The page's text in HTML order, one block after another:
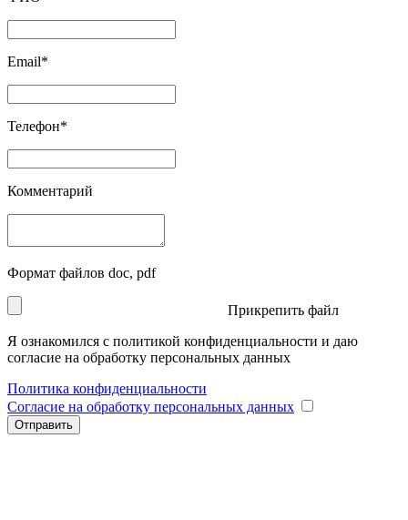
Email*
Телефон*
Комментарий
Формат файлов doc, pdf
Прикрепить файл
Я ознакомился с политикой конфиденциальности и даю
согласие на обработку персональных данных
Политика конфиденциальности
Согласие на обработку персональных данных
Отправить